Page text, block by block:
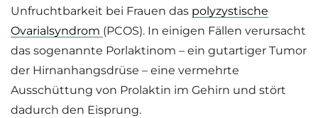
Unfruchtbarkeit bei Frauen das polyzystische
Ovarialsyndrom (PCOS). In einigen Fällen verursacht
das sogenannte Porlaktinom – ein gutartiger Tumor
der Hirnanhangsdrüse – eine vermehrte
Ausschüttung von Prolaktin im Gehirn und stört
dadurch den Eisprung.